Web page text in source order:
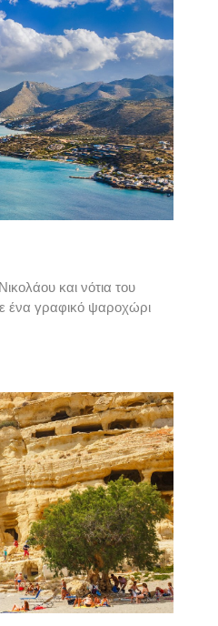
και νότια του
ένα γραφικό ψαροχώρι